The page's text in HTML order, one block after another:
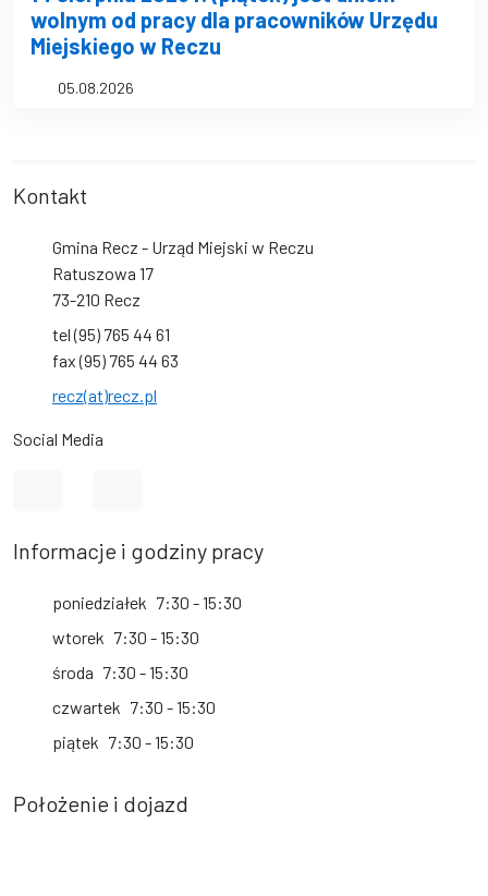
wolnym od pracy dla pracowników Urzędu
Miejskiego w Reczu
05.08.2026
Kontakt
Gmina Recz - Urząd Miejski w Reczu
Ratuszowa 17
73-210 Recz
tel (95) 765 44 61
fax (95) 765 44 63
recz(at)recz.pl
Social Media
Informacje i godziny pracy
poniedziałek 7:30 - 15:30
wtorek 7:30 - 15:30
środa 7:30 - 15:30
czwartek 7:30 - 15:30
piątek 7:30 - 15:30
Położenie i dojazd